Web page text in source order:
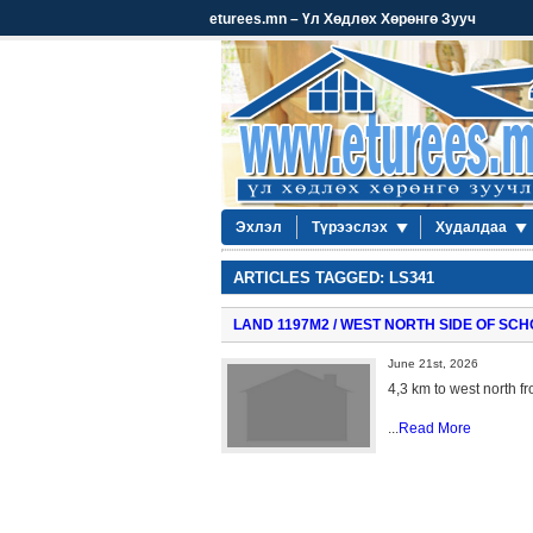
eturees.mn – Үл Хөдлөх Хөрөнгө Зууч
Эхлэл Түрээслэх Худалдаа
ARTICLES TAGGED: LS341
LAND 1197М2 / WEST NORTH SIDE OF
June 21st, 2026
4,3 km to west north
...Read More